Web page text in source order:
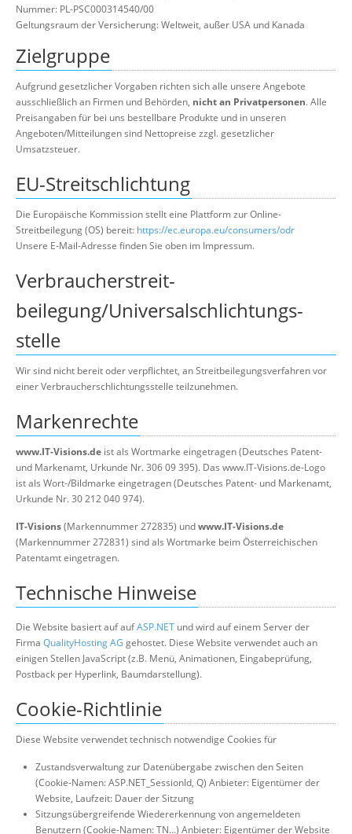
Nummer: PL-PSC000314540/00
Geltungsraum der Versicherung: Weltweit, außer USA und Kanada
Zielgruppe
Aufgrund gesetzlicher Vorgaben richten sich alle unsere Angebote
ausschließlich an Firmen und Behörden, nicht an Privatpersonen. Alle
Preisangaben für bei uns bestellbare Produkte und in unseren
Angeboten/Mitteilungen sind Nettopreise zzgl. gesetzlicher
Umsatzsteuer.
EU-Streitschlichtung
Die Europäische Kommission stellt eine Plattform zur Online-
Streitbeilegung (OS) bereit: https://ec.europa.eu/consumers/odr
Unsere E-Mail-Adresse finden Sie oben im Impressum.
Verbraucher­streit­
beilegung/Universal­schlichtungs­
stelle
Wir sind nicht bereit oder verpflichtet, an Streitbeilegungsverfahren vor
einer Verbraucherschlichtungsstelle teilzunehmen.
Markenrechte
www.IT-Visions.de ist als Wortmarke eingetragen (Deutsches Patent-
und Markenamt, Urkunde Nr. 306 09 395). Das www.IT-Visions.de-Logo
ist als Wort-/Bildmarke eingetragen (Deutsches Patent- und Markenamt,
Urkunde Nr. 30 212 040 974).
IT-Visions(Markennummer 272835) undwww.IT-Visions.de
(Markennummer 272831) sind als Wortmarke beim Österreichischen
Patentamt eingetragen.
Technische Hinweise
Die Website basiert auf aufASP.NET und wird auf einem Server der
Firma QualityHosting AG gehostet. Diese Website verwendet auch an
einigen Stellen JavaScript (z.B. Menü, Animationen, Eingabeprüfung,
Postback per Hyperlink, Baumdarstellung).
Cookie-Richtlinie
Diese Website verwendet technisch notwendige Cookies für
Zustandsverwaltung zur Datenübergabe zwischen den Seiten
(Cookie-Namen: ASP.NET_SessionId, Q) Anbieter: Eigentümer der
Website, Laufzeit: Dauer der Sitzung
Sitzungsübergreifende Wiedererkennung von angemeldeten
Benutzern (Cookie-Namen: TN...) Anbieter: Eigentümer der Website